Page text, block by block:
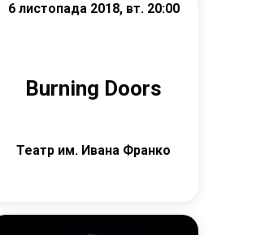
6 листопада 2018, вт. 20:00
Burning Doors
Театр им. Ивана Франко